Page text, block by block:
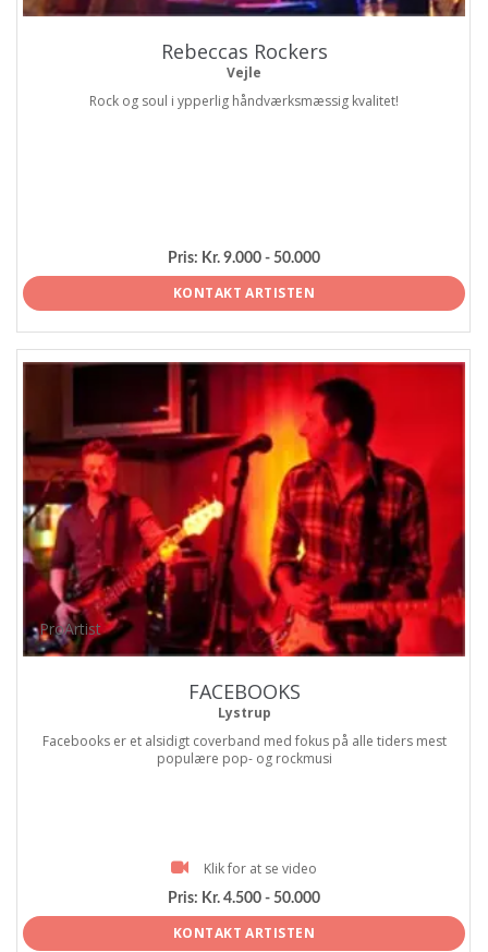
Rebeccas Rockers
Vejle
Rock og soul i ypperlig håndværksmæssig kvalitet!
Pris: Kr. 9.000 - 50.000
KONTAKT ARTISTEN
ProArtist
FACEBOOKS
Lystrup
Facebooks er et alsidigt coverband med fokus på alle tiders mest
populære pop- og rockmusi
Klik for at se video
Pris: Kr. 4.500 - 50.000
KONTAKT ARTISTEN